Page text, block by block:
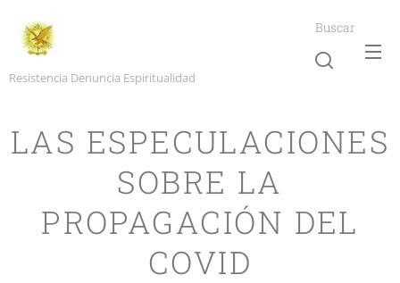
Resistencia Denuncia Espiritualidad
Buscar
LAS ESPECULACIONES
SOBRE LA
PROPAGACIÓN DEL
COVID